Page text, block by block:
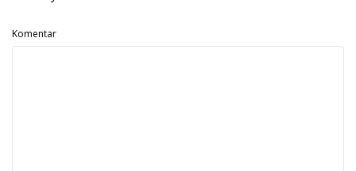
Komentar